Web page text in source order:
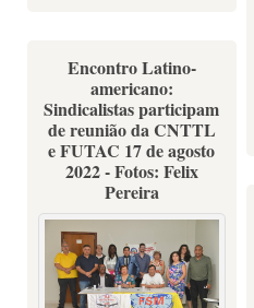
Encontro Latino-
americano:
Sindicalistas participam
de reunião da CNTTL
e FUTAC 17 de agosto
2022 - Fotos: Felix
Pereira